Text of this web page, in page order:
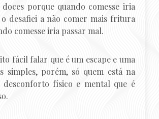
porque quando comesse iria
desafiei a não comer mais fritura
comesse iria passar mal.
fácil falar que é um escape e uma
simples, porém, só quem está na
desconforto físico e mental que é